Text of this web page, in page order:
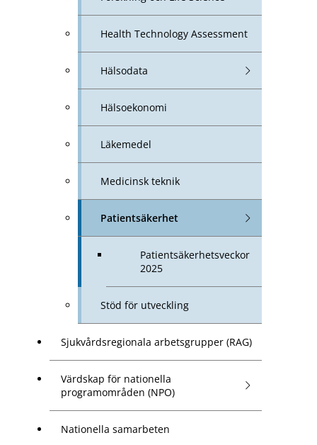
Health Technology Assessment
Hälsodata
Hälsoekonomi
Läkemedel
Medicinsk teknik
Patientsäkerhet
Patientsäkerhets­veckor
2025
Stöd för utveckling
Sjukvårdsregionala arbetsgrupper (RAG)
Värdskap för nationella
programområden (NPO)
Nationella samarbeten